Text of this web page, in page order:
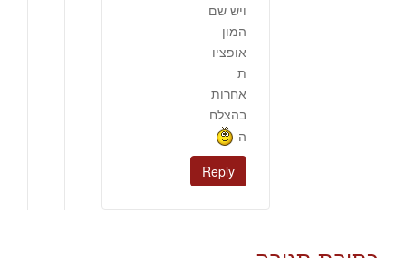
ויש שם
המון
אופציו
ת
אחרות
בהצלח
ה
Reply